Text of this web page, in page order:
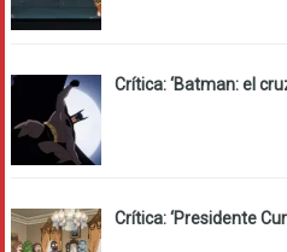
Crítica: ‘Batman: el
Crítica: ‘Presidente